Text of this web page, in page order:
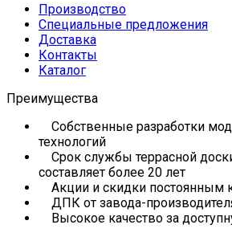
Производство
Специальные предложения
Доставка
Контакты
Каталог
Преимущества
Собственные разработки
технологий
Срок службы террасной
составляет более 20 лет
Акции и скидки постоянным
ДПК от завода-
Высокое качество за